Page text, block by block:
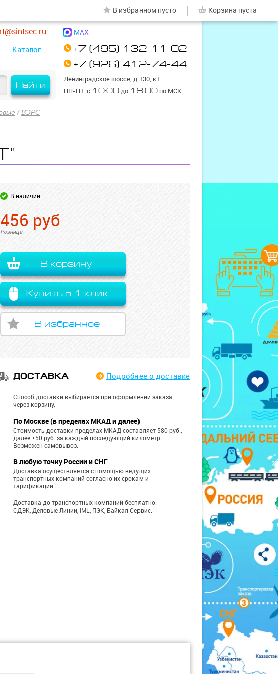
Найти
Каталог
+7 (495) 132-11-02
+7 (926) 412-74-44
Ленинградское шоссе, д.130, к1
ПН-ПТ: с 10:00 до 18:00 по МСК
MAX
В избранном пусто Корзина пуста
/ВЭРС
В наличии
456 руб
Розница
В корзину
Купить в 1 клик
В избранное
ДОСТАВКА Подробнее о доставке
Способ доставки выбирается при оформлении заказа
через корзину.
По Москве (в пределах МКАД и далее)
Стоимость доставки пределах МКАД составляет 580 руб.,
далее +50 руб. за каждый последующий километр.
Возможен самовывоз.
В любую точку России и СНГ
Доставка осуществляется с помощью ведущих
транспортных компаний согласно их срокам и
тарификации.
Доставка до транспортных компаний бесплатно:
СДЭК, Деловые Линии, IML, ПЭК, Байкал Сервис.